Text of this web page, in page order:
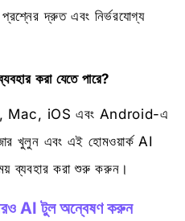
দ্রুত এবং নির্ভরযোগ্য
করা যেতে পারে?
Mac, iOS এবং Android-এ
খুলুন এবং এই হোমওয়ার্ক AI
ব্যবহার করা শুরু করুন।
AI টুল অন্বেষণ করুন